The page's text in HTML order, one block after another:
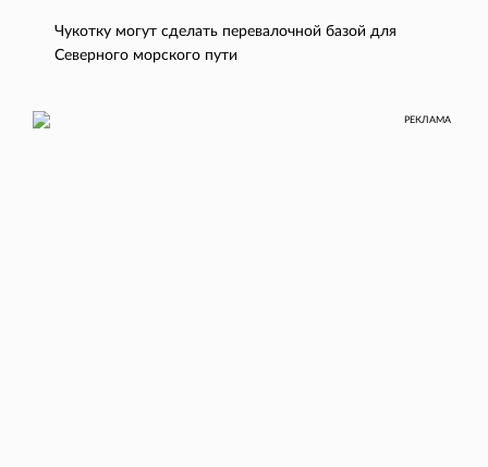
Чукотку могут сделать перевалочной базой для
Северного морского пути
РЕКЛАМА